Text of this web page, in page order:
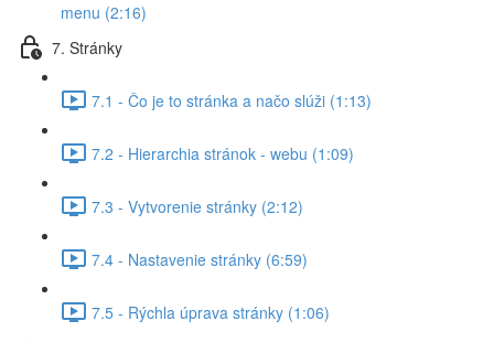
menu (2:16)
7. Stránky
7.1 - Čo je to stránka a načo slúži (1:13)
7.2 - Hierarchia stránok - webu (1:09)
7.3 - Vytvorenie stránky (2:12)
7.4 - Nastavenie stránky (6:59)
7.5 - Rýchla úprava stránky (1:06)